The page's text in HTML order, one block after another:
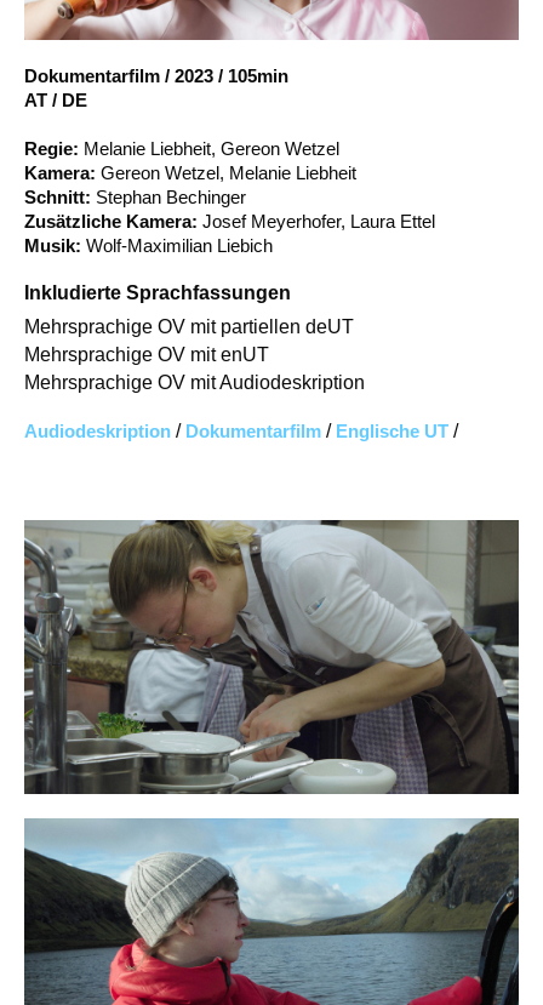
Account
Dokumentarfilm / 2023 / 105min
AT / DE
Regie: Melanie Liebheit, Gereon Wetzel
Kamera: Gereon Wetzel, Melanie Liebheit
Schnitt: Stephan Bechinger
Zusätzliche Kamera: Josef Meyerhofer, Laura Ettel
Musik: Wolf-Maximilian Liebich
Inkludierte Sprachfassungen
Mehrsprachige OV mit partiellen deUT
Mehrsprachige OV mit enUT
Mehrsprachige OV mit Audiodeskription
Audiodeskription / Dokumentarfilm / Englische UT /